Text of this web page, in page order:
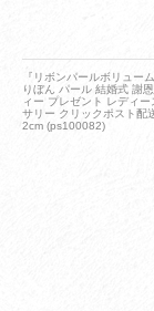
『リボンパールボリュー
りぼん パール 結婚式 謝
ィー プレゼント レディー
サリー クリックポスト配
2cm (ps100082)